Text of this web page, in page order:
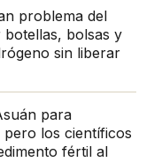
problema del
bolsas y
sin liberar
para
los científicos
fértil al